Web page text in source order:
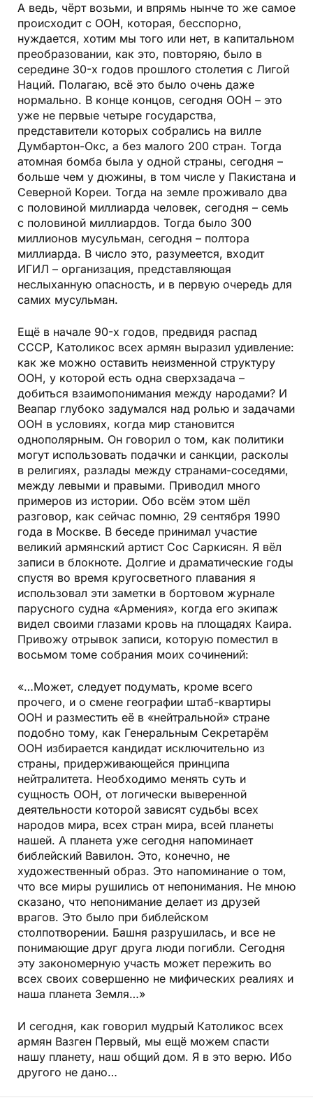
А ведь, чёрт возьми, и впрямь нынче то же самое
происходит с ООН, которая, бесспорно,
нуждается, хотим мы того или нет, в капитальном
преобразовании, как это, повторяю, было в
середине 30-х годов прошлого столетия с Лигой
Наций. Полагаю, всё это было очень даже
нормально. В конце концов, сегодня ООН – это
уже не первые четыре государства,
представители которых собрались на вилле
Думбартон-Окс, а без малого 200 стран. Тогда
атомная бомба была у одной страны, сегодня –
больше чем у дюжины, в том числе у Пакистана и
Северной Кореи. Тогда на земле проживало два
с половиной миллиарда человек, сегодня – семь
с половиной миллиардов. Тогда было 300
миллионов мусульман, сегодня – полтора
миллиарда. В число это, разумеется, входит
ИГИЛ – организация, представляющая
неслыханную опасность, и в первую очередь для
самих мусульман.
Ещё в начале 90-х годов, предвидя распад
СССР, Католикос всех армян выразил удивление:
как же можно оставить неизменной структуру
ООН, у которой есть одна сверхзадача –
добиться взаимопонимания между народами? И
Веапар глубоко задумался над ролью и задачами
ООН в условиях, когда мир становится
однополярным. Он говорил о том, как политики
могут использовать подачки и санкции, расколы
в религиях, разлады между странами-соседями,
между левыми и правыми. Приводил много
примеров из истории. Обо всём этом шёл
разговор, как сейчас помню, 29 сентября 1990
года в Москве. В беседе принимал участие
великий армянский артист Сос Саркисян. Я вёл
записи в блокноте. Долгие и драматические годы
спустя во время кругосветного плавания я
использовал эти заметки в бортовом журнале
парусного судна «Армения», когда его экипаж
видел своими глазами кровь на площадях Каира.
Привожу отрывок записи, которую поместил в
восьмом томе собрания моих сочинений:
«…Может, следует подумать, кроме всего
прочего, и о смене гео­графии штаб-квартиры
ООН и разместить её в «нейтральной» стране
подобно тому, как Генеральным Секретарём
ООН избирается кандидат исключительно из
страны, придерживающейся принципа
нейтралитета. Необходимо менять суть и
сущность ООН, от логически выверенной
деятельности которой зависят судьбы всех
народов мира, всех стран мира, всей планеты
нашей. А планета уже сегодня напоминает
библейский Вавилон. Это, конечно, не
художественный образ. Это напоминание о том,
что все миры рушились от непонимания. Не мною
сказано, что непонимание делает из друзей
врагов. Это было при библейском
столпотворении. Башня разрушилась, и все не
понимающие друг друга люди погибли. Сегодня
эту закономерную участь может пережить во
всех своих совершенно не мифических реалиях и
наша планета Земля…»
И сегодня, как говорил мудрый Католикос всех
армян Вазген Первый, мы ещё можем спасти
нашу планету, наш общий дом. Я в это верю. Ибо
другого не дано…